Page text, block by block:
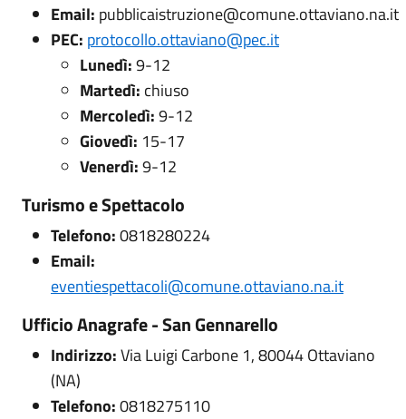
Email: pubblicaistruzione@comune.ottaviano.na.it
PEC: protocollo.ottaviano@pec.it
Lunedì:9-12
Martedì: chiuso
Mercoledì:9-12
Giovedì: 15-17
Venerdì:9-12
Turismo e Spettacolo
Telefono:0818280224
Email:
eventiespettacoli@comune.ottaviano.na.it
Ufficio Anagrafe - San Gennarello
Indirizzo:Via Luigi Carbone 1, 80044 Ottaviano
(NA)
Telefono:0818275110